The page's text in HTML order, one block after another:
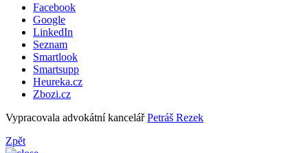
Facebook
Google
LinkedIn
Seznam
Smartlook
Smartsupp
Heureka.cz
Zbozi.cz
Vypracovala advokátní kancelářPetráš Rezek
Zpět